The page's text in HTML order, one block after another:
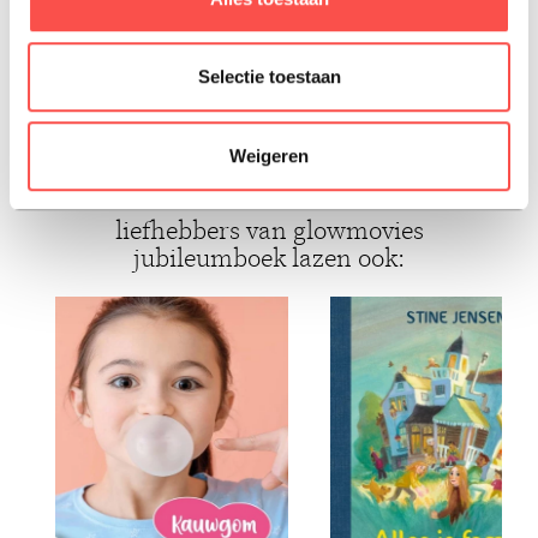
Selectie toestaan
Weigeren
Paperback, 2025, Nederlands
liefhebbers van glowmovies
jubileumboek lazen ook: